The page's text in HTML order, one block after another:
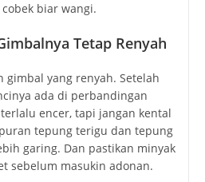
biar wangi.
Tetap Renyah
gimbal yang renyah. Setelah
ada di perbandingan
encer, tapi jangan kental
tepung terigu dan tepung
garing. Dan pastikan minyak
sebelum masukin adonan.